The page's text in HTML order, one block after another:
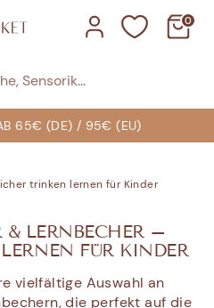
0
65€ (DE) / 95€ (EU)
trinken lernen für Kinder
& LERNBECHER –
FÜR KINDER
vielfältige Auswahl an
die perfekt auf die